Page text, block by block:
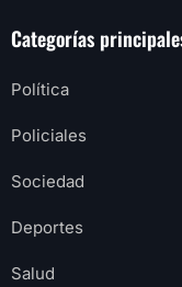
Categorías
Política
Policiales
Sociedad
Deportes
Salud